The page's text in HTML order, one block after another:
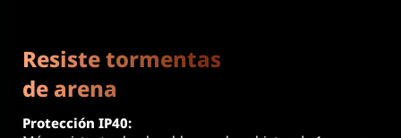
Resiste tormentas
de arena
Protección IP40: